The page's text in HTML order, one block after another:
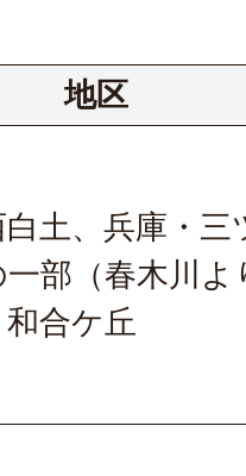
地区
白土、兵庫・三
部（春木川よ
合ケ丘